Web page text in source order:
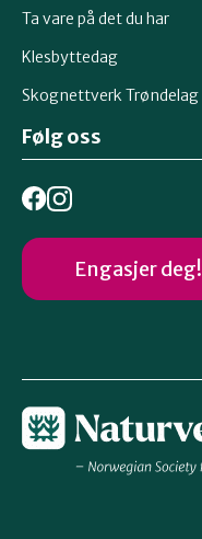
Ta vare på det du har
Klesbyttedag
Skognettverk
Følg oss
Engasjer deg!